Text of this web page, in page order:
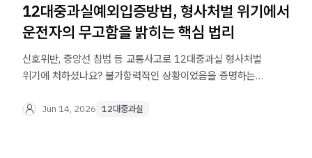
12대중과실예외입증방법, 형사처벌 위기에서
운전자의 무고함을 밝히는 핵심 법리
신호위반, 중앙선 침범 등 교통사고로 12대중과실 형사처벌
위기에 처하셨나요? 불가항력적인 상황이었음을 증명하는
음주교통대응TF팀에서 종합보험 가입이나 합의 여부와
Jun 14, 2026 12대중과실